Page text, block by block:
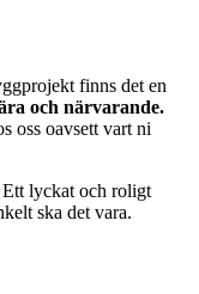
finns det en
och närvarande.
oss oavsett vart ni
lyckat och roligt
ska det vara.